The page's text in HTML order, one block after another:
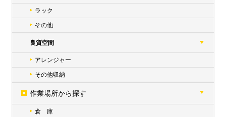
ラック
その他
良質空間
アレンジャー
その他収納
作業場所から探す
倉 庫